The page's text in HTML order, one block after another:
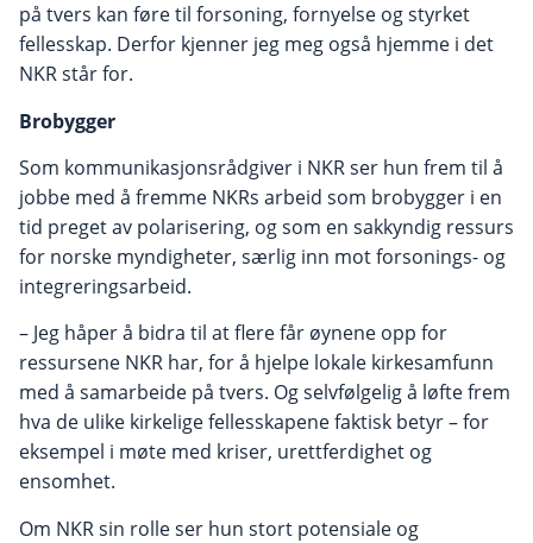
på tvers kan føre til forsoning, fornyelse og styrket
fellesskap. Derfor kjenner jeg meg også hjemme i det
NKR står for.
Brobygger
Som kommunikasjonsrådgiver i NKR ser hun frem til å
jobbe med å fremme NKRs arbeid som brobygger i en
tid preget av polarisering, og som en sakkyndig ressurs
for norske myndigheter, særlig inn mot forsonings- og
integreringsarbeid.
– Jeg håper å bidra til at flere får øynene opp for
ressursene NKR har, for å hjelpe lokale kirkesamfunn
med å samarbeide på tvers. Og selvfølgelig å løfte frem
hva de ulike kirkelige fellesskapene faktisk betyr – for
eksempel i møte med kriser, urettferdighet og
ensomhet.
Om NKR sin rolle ser hun stort potensiale og